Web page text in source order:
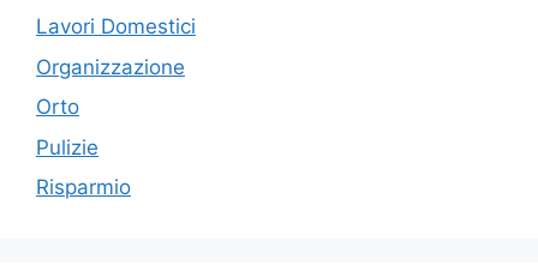
Lavori Domestici
Organizzazione
Orto
Pulizie
Risparmio